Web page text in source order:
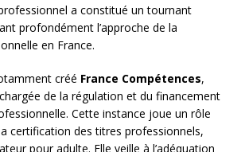
a constitué un tournant
profondément l’approche de la
en France.
créé France Compétences,
de la régulation et du financement
Cette instance joue un rôle
certification des titres professionnels,
pour adulte. Elle veille à l’adéquation